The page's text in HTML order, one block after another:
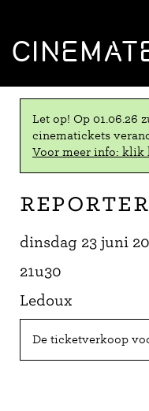
Let op! Op 01.06.26
cinematickets
Voor meer info: klik
dinsdag 23 juni
21u30
Ledoux
De ticketverkoop